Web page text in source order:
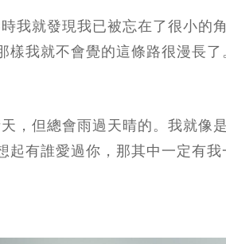
我就發現我已被忘在了很小的
樣我就不會覺的這條路很漫長了
，但總會雨過天晴的。我就像
起有誰愛過你，那其中一定有